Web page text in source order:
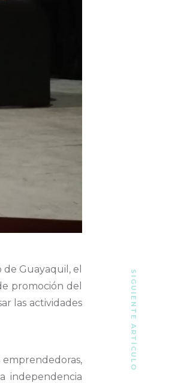
Guayaquil, el
promoción del
las actividades
independencia
SIGUIENTE ARTÍCULO